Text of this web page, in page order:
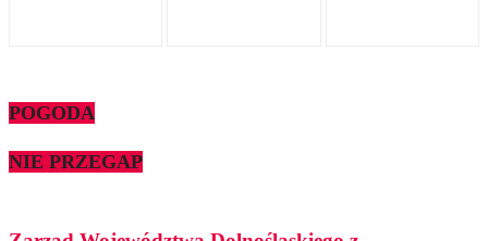
POGODA
NIE PRZEGAP